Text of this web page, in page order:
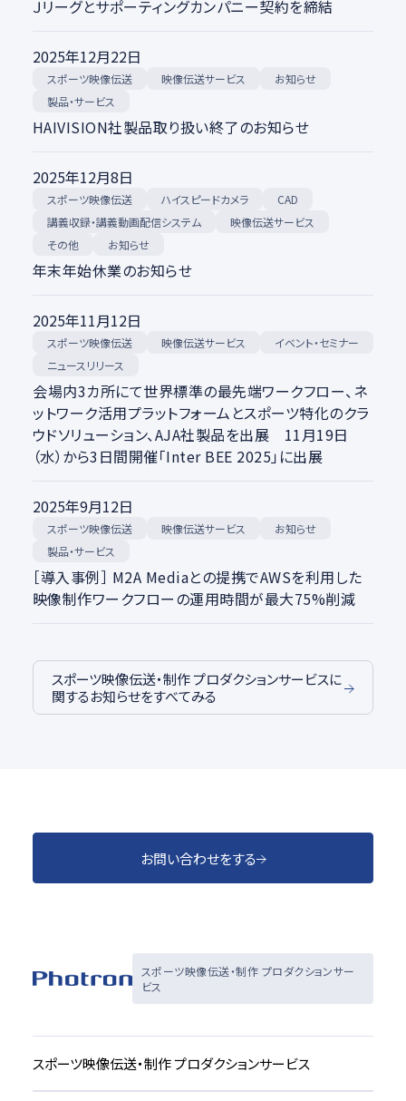
Ｊリーグとサポーティングカンパニー契約を締結
2025年12月22日
スポーツ映像伝送 映像伝送サービス お知らせ
製品・サービス
HAIVISION社製品取り扱い終了のお知らせ
2025年12月8日
スポーツ映像伝送 ハイスピードカメラ CAD
講義収録・講義動画配信システム 映像伝送サービス
その他 お知らせ
年末年始休業のお知らせ
2025年11月12日
スポーツ映像伝送 映像伝送サービス
イベント・セミナー
ニュースリリース
会場内3カ所にて世界標準の最先端ワークフロー、ネ
ットワーク活用プラットフォームとスポーツ特化のクラ
ウドソリューション、AJA社製品を出展 11月19日
（水）から3日間開催「Inter BEE 2025」に出展
2025年9月12日
スポーツ映像伝送 映像伝送サービス お知らせ
製品・サービス
［導入事例］ M2A Mediaとの提携でAWSを利用した
映像制作ワークフローの運用時間が最大75%削減
スポーツ映像伝送・制作 プロダクションサービスに
関するお知らせをすべてみる
お問い合わせをする
スポーツ映像伝送・制作 プロダクションサー
ビス
スポーツ映像伝送・制作 プロダクションサービス